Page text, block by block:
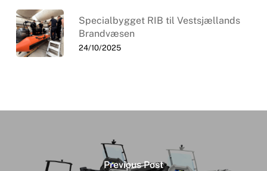
Specialbygget RIB til Vestsjællands
Brandvæsen
24/10/2025
Previous Post